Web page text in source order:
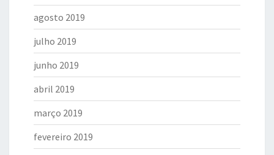
agosto 2019
julho 2019
junho 2019
abril 2019
março 2019
fevereiro 2019